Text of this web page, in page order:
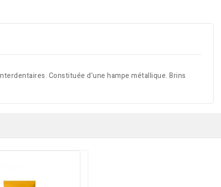
Constituée d'une hampe métallique. Brins